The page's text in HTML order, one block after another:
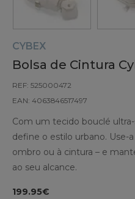
CYBEX
Bolsa de Cintura
REF: 525000472
EAN: 4063846517497
Com um tecido bouclé
define o estilo urbano. Use-
ombro ou à cintura – e
ao seu alcance.
199.95€